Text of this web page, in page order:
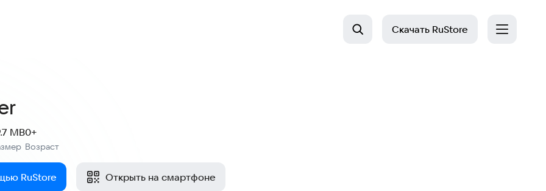
Скачать RuStore
MB
Возраст
0+
RuStore Открыть на смартфоне